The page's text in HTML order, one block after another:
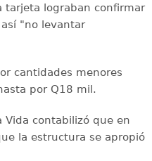
tarjeta lograban confirmar
"no levantar
cantidades menores
por Q18 mil.
Vida contabilizó que en
la estructura se apropió